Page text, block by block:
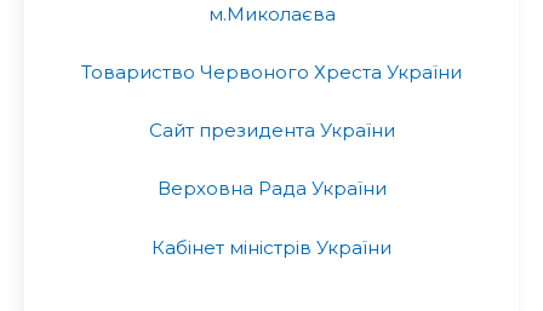
м.Миколаєва
Товариство Червоного Хреста України
Сайт президента України
Верховна Рада України
Кабінет міністрів України